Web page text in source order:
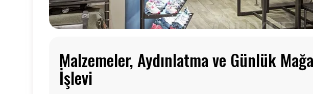
Malzemeler, Aydınlatma ve Günlük
İşlevi